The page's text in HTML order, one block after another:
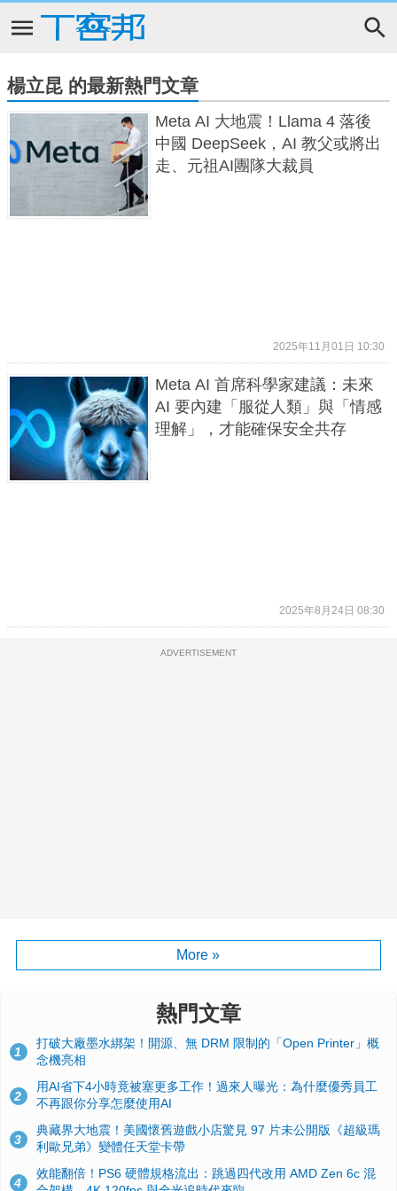
楊立昆 的最新熱門文章
Meta AI 大地震！Llama 4 落後
中國 DeepSeek，AI 教父或將出
走、元祖AI團隊大裁員
2025年11月01日 10:30
Meta AI 首席科學家建議：未來
AI 要內建「服從人類」與「情感
理解」，才能確保安全共存
2025年8月24日 08:30
ADVERTISEMENT
More »
熱門文章
1
打破大廠墨水綁架！開源、無 DRM 限制的「Open Printer」概
念機亮相
2
用AI省下4小時竟被塞更多工作！過來人曝光：為什麼優秀員工
不再跟你分享怎麼使用AI
3
典藏界大地震！美國懷舊遊戲小店驚見 97 片未公開版《超級瑪
利歐兄弟》變體任天堂卡帶
4
效能翻倍！PS6 硬體規格流出：跳過四代改用 AMD Zen 6c 混